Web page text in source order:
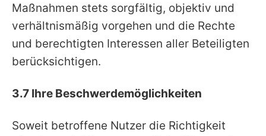
Maßnahmen stets sorgfältig, objektiv und
verhältnismäßig vorgehen und die Rechte
und berechtigten Interessen aller Beteiligten
berücksichtigen.
3.7 Ihre Beschwerdemöglichkeiten
Soweit betroffene Nutzer die Richtigkeit